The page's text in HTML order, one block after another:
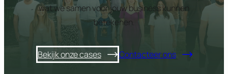
wat we samen voor jouw business kunnen
betekenen.
Bekijk onze cases Contacteer ons